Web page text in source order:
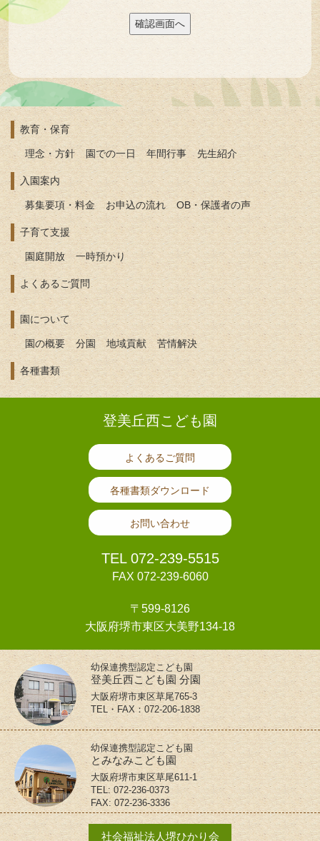
教育・保育
理念・方針 園での一日 年間行事 先生紹介
入園案内
募集要項・料金 お申込の流れ OB・保護者の声
子育て支援
園庭開放 一時預かり
よくあるご質問
園について
園の概要 分園 地域貢献 苦情解決
各種書類
登美丘西こども園
よくあるご質問
各種書類ダウンロード
お問い合わせ
TEL 072-239-5515
FAX 072-239-6060
〒599-8126
大阪府堺市東区大美野134-18
幼保連携型認定こども園
登美丘西こども園 分園
大阪府堺市東区草尾765-3
TEL・FAX：072-206-1838
幼保連携型認定こども園
とみなみこども園
大阪府堺市東区草尾611-1
TEL: 072-236-0373
FAX: 072-236-3336
社会福祉法人堺ひかり会